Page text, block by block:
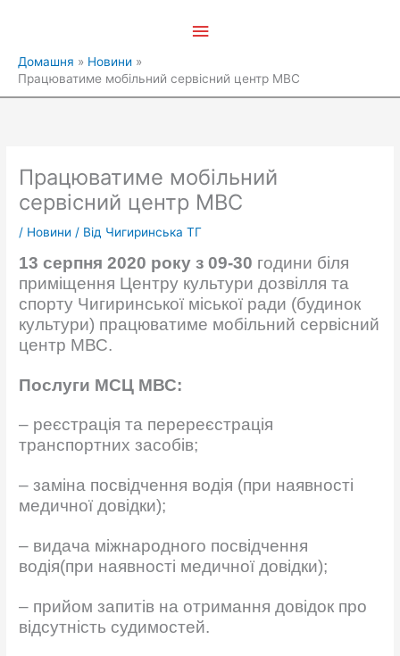
Домашня
Новини
Працюватиме мобільний сервісний центр МВС
Працюватиме мобільний
сервісний центр МВС
/ Новини / Від Чигиринська ТГ
13 серпня 2020 року з 09-30 години біля
приміщення Центру культури дозвілля та
спорту Чигиринської міської ради (будинок
культури) працюватиме мобільний сервісний
центр МВС.
Послуги МCЦ МВС:
– реєстрація та перереєстрація
транспортних засобів;
–заміна посвідчення водія (при наявності
медичної довідки);
– видача міжнародного посвідчення
водія(при наявності медичної довідки);
– прийом запитів на отримання довідок про
відсутність судимостей.